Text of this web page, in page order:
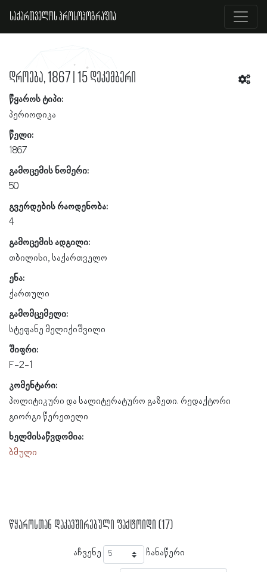
საქართველოს პროსოპოგრაფია
დროება, 1867 | 15 დეკემბერი
წყაროს ტიპი:
პერიოდიკა
წელი:
1867
გამოცემის ნომერი:
50
გვერდების რაოდენობა:
4
გამოცემის ადგილი:
თბილისი, საქართველო
ენა:
ქართული
გამომცემელი:
სტეფანე მელიქიშვილი
შიფრი:
F-2-1
კომენტარი:
პოლიტიკური და სალიტერატურო გაზეთი. რედაქტორი
გიორგი წერეთელი
ხელმისაწვდომია:
ბმული
წყაროსთან დაკავშირებული ფაქტოიდი (17)
აჩვენე ჩანაწერი